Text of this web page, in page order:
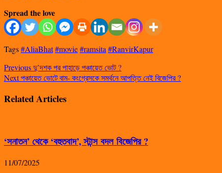
Spread the love
Tags#AliaBhat#movie#ramsita #RanvirKapur
Previousদু’দশক পর পাহাড়ে পঞ্চায়েত ভোট ?
Nextপঞ্চায়েত ভোটে বাম- কংগ্রেসকে সমর্থনে আপত্তি নেই বিজেপির ?
Related Articles
‘সনাতন’ থেকে ‘বহুতবাদ’, স্টান্স বদল বিজেপির ?
11/07/2025